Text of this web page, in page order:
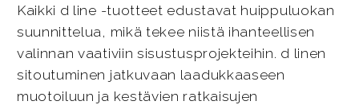
Kaikki d line -tuotteet edustavat huippuluokan
suunnittelua, mikä tekee niistä ihanteellisen
valinnan vaativiin sisustusprojekteihin. d linen
sitoutuminen jatkuvaan laadukkaaseen
muotoiluun ja kestävien ratkaisujen